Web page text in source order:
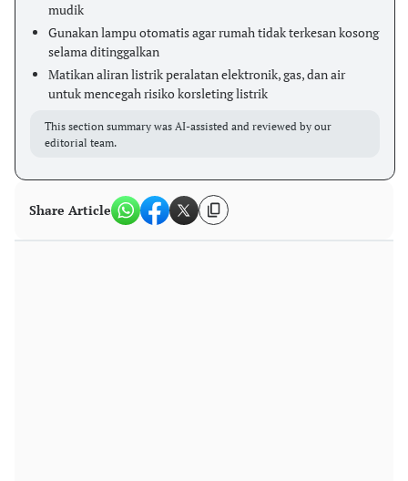
mudik
Gunakan lampu otomatis agar rumah tidak terkesan kosong
selama ditinggalkan
Matikan aliran listrik peralatan elektronik, gas, dan air
untuk mencegah risiko korsleting listrik
This section summary was AI-assisted and reviewed by our
editorial team.
Share Article